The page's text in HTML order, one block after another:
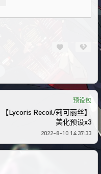
预设包
【Lycoris Recoil/莉可丽丝】
美化预设x3
2022-8-10 14:37:33